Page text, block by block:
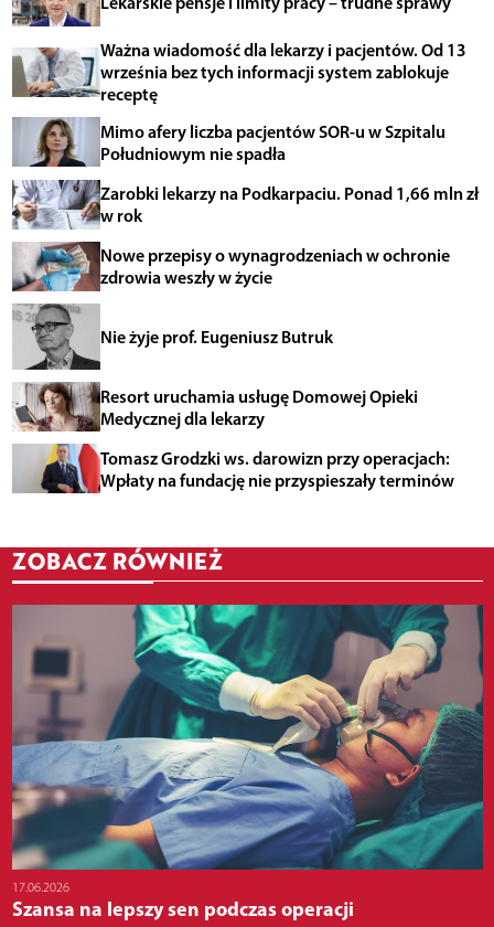
Ważna wiadomość dla lekarzy i pacjentów. Od 13
września bez tych informacji system zablokuje
receptę
Mimo afery liczba pacjentów SOR-u w Szpitalu
Południowym nie spadła
Zarobki lekarzy na Podkarpaciu. Ponad 1,66 mln zł
w rok
Nowe przepisy o wynagrodzeniach w ochronie
zdrowia weszły w życie
Nie żyje prof. Eugeniusz Butruk
Resort uruchamia usługę Domowej Opieki
Medycznej dla lekarzy
Tomasz Grodzki ws. darowizn przy operacjach:
Wpłaty na fundację nie przyspieszały terminów
ZOBACZ RÓWNIEŻ
17.06.2026
Szansa na lepszy sen podczas operacji